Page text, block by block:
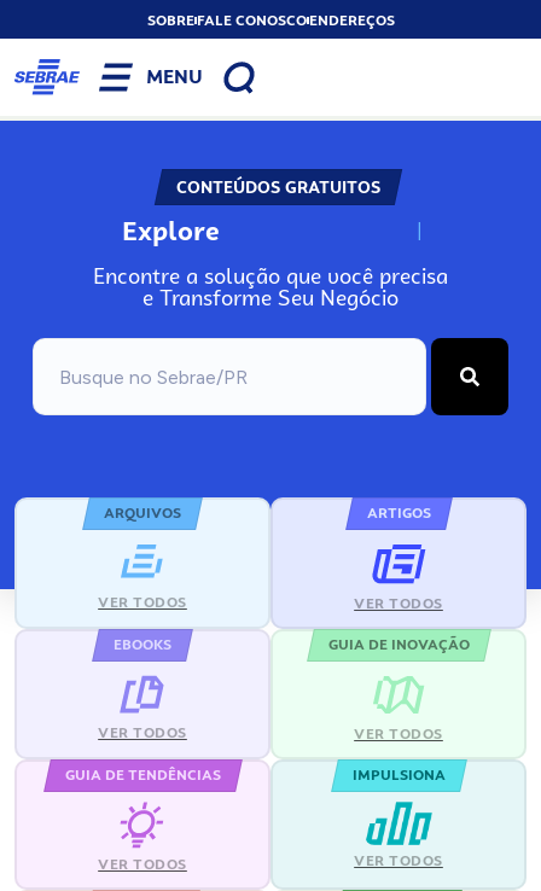
SOBREFALE CONOSCOENDEREÇOS
MENU
CONTEÚDOS GRATUITOS
Explore N
Encontre a solução que você precisa
e Transforme Seu Negócio
ARQUIVOS
VER TODOS
ARTIGOS
VER TODOS
EBOOKS
VER TODOS
GUIA DE INOVAÇÃO
VER TODOS
GUIA DE TENDÊNCIAS
VER TODOS
IMPULSIONA
VER TODOS